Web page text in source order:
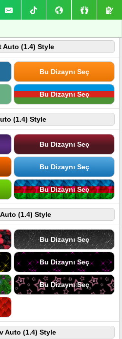
Auto (1.4) Style
Bu Dizaynı Seç
Bu Dizaynı Seç
(1.4) Style
Bu Dizaynı Seç
Bu Dizaynı Seç
Bu Dizaynı Seç
Auto (1.4) Style
Bu Dizaynı Seç
Bu Dizaynı Seç
Bu Dizaynı Seç
Auto (1.4) Style